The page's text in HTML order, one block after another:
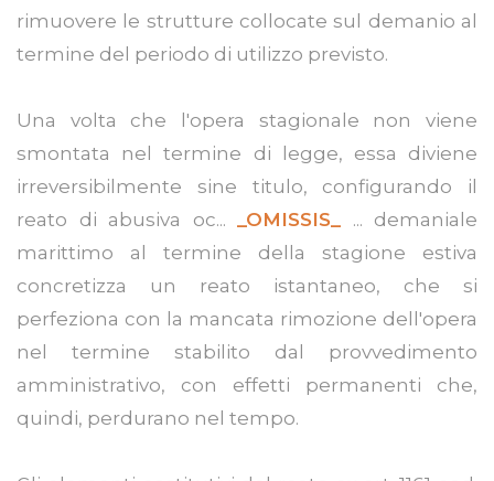
rimuovere le strutture collocate sul demanio al
termine del periodo di utilizzo previsto.
Una volta che l'opera stagionale non viene
smontata nel termine di legge, essa diviene
irreversibilmente sine titulo, configurando il
reato di abusiva oc...
_OMISSIS_
... demaniale
marittimo al termine della stagione estiva
concretizza un reato istantaneo, che si
perfeziona con la mancata rimozione dell'opera
nel termine stabilito dal provvedimento
amministrativo, con effetti permanenti che,
quindi, perdurano nel tempo.